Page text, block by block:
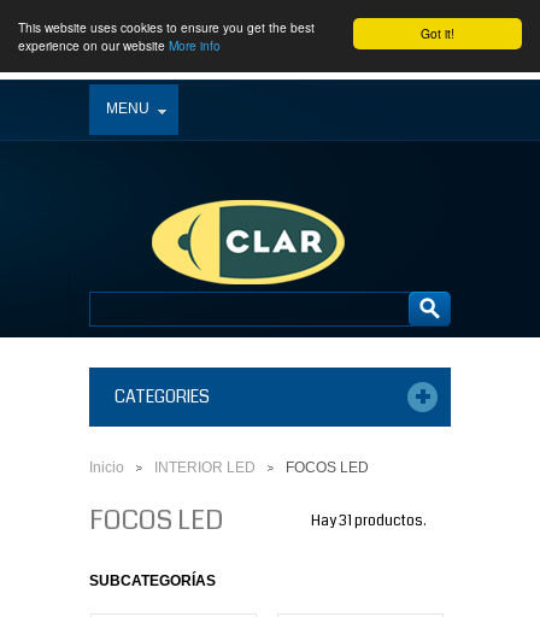
Got it!
This website uses cookies to ensure you get the best
experience on our website More info
MENU
CATEGORIES
Inicio
INTERIOR LED
FOCOS LED
FOCOS LED Hay 31 productos.
SUBCATEGORÍAS